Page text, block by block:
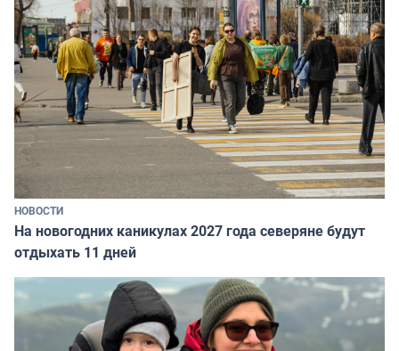
НОВОСТИ
На новогодних каникулах 2027 года северяне будут
отдыхать 11 дней